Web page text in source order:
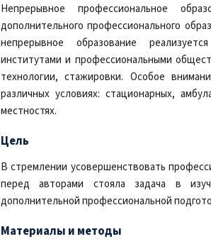
Непрерывное профессиональное
дополнительного профессионального
непрерывное образование
институтами и профессиональными
технологии, стажировки. Особое
различных условиях: стационарных,
местностях.
Цель
В стремлении усовершенствовать
перед авторами стояла задача в
дополнительной профессиональной
Материалы и методы